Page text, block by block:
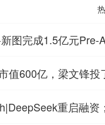
图完成1.5亿元Pre-
值600亿，梁文锋投
重启融资